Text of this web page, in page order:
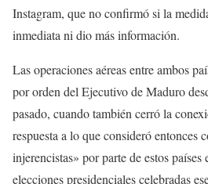
Instagram, que no confirmó si la
inmediata ni dio más información.
Las operaciones aéreas entre ambos
por orden del Ejecutivo de Maduro
pasado, cuando también cerró la
respuesta a lo que consideró entonces
injerencistas» por parte de estos
elecciones presidenciales celebradas